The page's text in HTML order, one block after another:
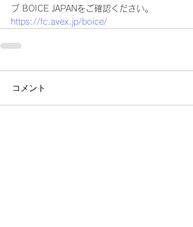
ブ BOICE JAPANをご確認ください。
https://fc.avex.jp/boice/
コメント